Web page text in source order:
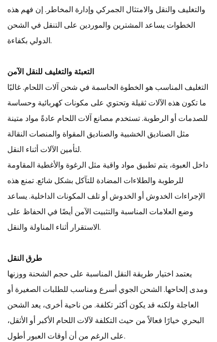
والتغليف والنقل والامتثال الجمركي وإدارة المخاطر. إن فهم هذه
الخطوات يساعد المشترين والموردين على التنقل في الشحن
الدولي بكفاءة.
التعبئة والتغليف للنقل الآمن
التغليف المناسب هو الخطوة الحاسمة في شحن آلات اللحام. غالبًا
ما تكون هذه الآلات ثقيلة وتحتوي على مكونات كهربائية وحساسة
للصدمات أو الرطوبة. تستخدم مصانع آلات اللحام عادةً مواد متينة
مثل الصناديق الخشبية والصناديق المقواة والمنصات النقالة
لتأمين الآلات أثناء النقل.
داخل العبوة، يتم تطبيق مواد واقية مثل الرغوة والأغطية المقاومة
للرطوبة والطلاءات المضادة للتآكل بشكل شائع. تمنع هذه
الإجراءات الخدوش أو الخدوش أو تلف المكونات الداخلية. يساعد
وضع العلامات المناسبة والتثبيت الآمن أيضًا في الحفاظ على
الاستقرار أثناء المناولة والنقل.
طرق النقل
يعتمد اختيار طريقة النقل المناسبة على حجم الشحنة ووزنها
ومدى إلحاحها. الشحن الجوي أسرع ومناسب للطلبات الصغيرة أو
العاجلة ولكنه قد يكون أكثر تكلفة. من ناحية أخرى، يعد الشحن
البحري خيارًا فعالاً من حيث التكلفة لآلات اللحام الأكبر أو الأثقل،
على الرغم من أن أوقات العبور أطول.